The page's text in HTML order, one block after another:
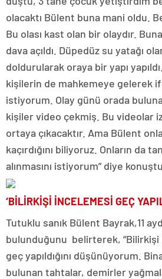
olacaktı Bülent buna mani oldu.
Bu olası kast olan bir olaydır.
dava açıldı. Düpedüz su yatağı
doldurularak oraya bir yapı
kişilerin de mahkemeye gelerek
istiyorum. Olay günü orada
kişiler video çekmiş. Bu videolar
ortaya çıkacaktır. Ama Bülent
kaçırdığını biliyoruz. Onların da
alınmasını istiyorum” diye konuştu.
‘BİLİRKİŞİ İNCELEMESİ GEÇ
Tutuklu sanık Bülent Bayrak,11
bulunduğunu belirterek,
geç yapıldığını düşünüyorum.
bulunan tahtalar, demirler